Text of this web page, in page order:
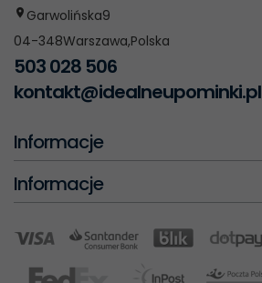
Garwolińska9
04-348Warszawa,Polska
503 028 506
kontakt@idealneupominki.pl
Informacje
Informacje